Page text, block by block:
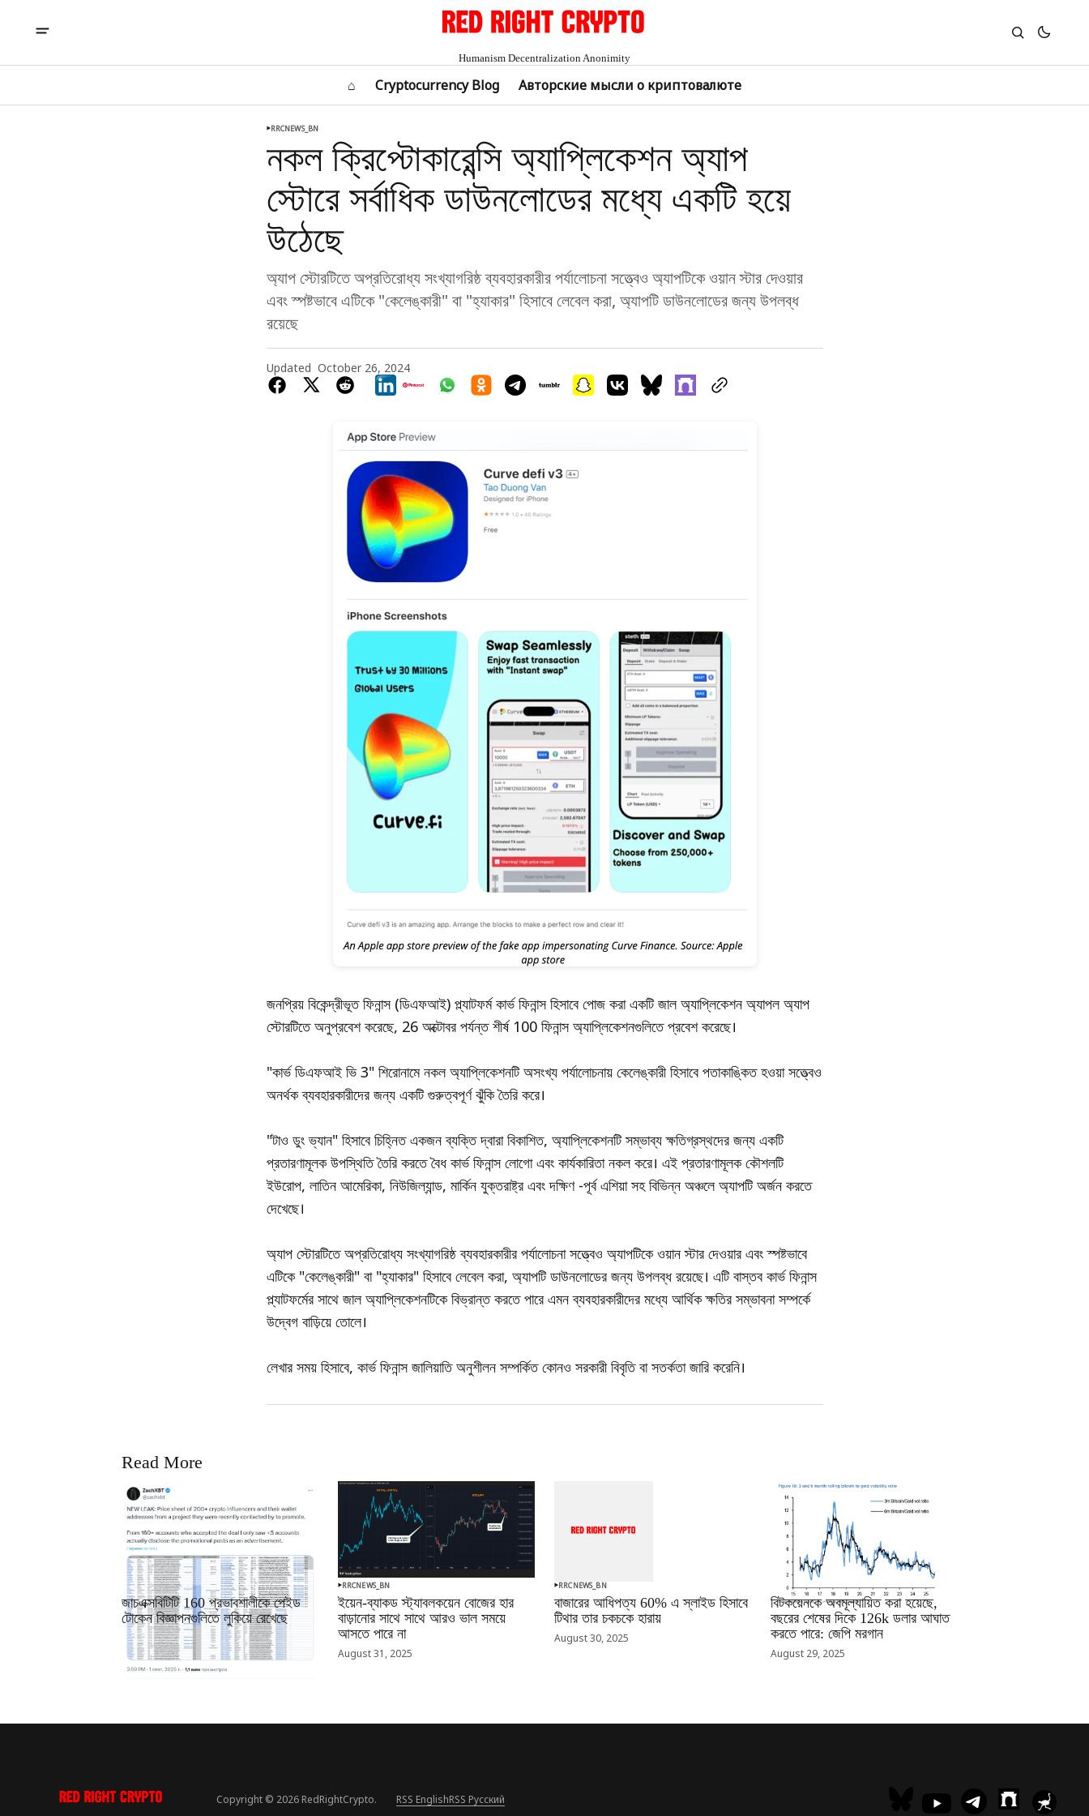
Humanism Decentralization Anonimity
⌂ Cryptocurrency Blog Авторские мысли о криптовалюте
RRCNEWS_BN
নকল ক্রিপ্টোকারেন্সি অ্যাপ্লিকেশন অ্যাপ
স্টোরে সর্বাধিক ডাউনলোডের মধ্যে একটি হয়ে
উঠেছে
অ্যাপ স্টোরটিতে অপ্রতিরোধ্য সংখ্যাগরিষ্ঠ ব্যবহারকারীর পর্যালোচনা সত্ত্বেও অ্যাপটিকে ওয়ান স্টার দেওয়ার
এবং স্পষ্টভাবে এটিকে "কেলেঙ্কারী" বা "হ্যাকার" হিসাবে লেবেল করা, অ্যাপটি ডাউনলোডের জন্য উপলব্ধ
রয়েছে
Updated October 26, 2024
জনপ্রিয় বিকেন্দ্রীভূত ফিনান্স (ডিএফআই) প্ল্যাটফর্ম কার্ভ ফিনান্স হিসাবে পোজ করা একটি জাল অ্যাপ্লিকেশন অ্যাপল অ্যাপ
স্টোরটিতে অনুপ্রবেশ করেছে, 26 অক্টোবর পর্যন্ত শীর্ষ 100 ফিনান্স অ্যাপ্লিকেশনগুলিতে প্রবেশ করেছে।
"কার্ভ ডিএফআই ভি 3" শিরোনামে নকল অ্যাপ্লিকেশনটি অসংখ্য পর্যালোচনায় কেলেঙ্কারী হিসাবে পতাকাঙ্কিত হওয়া সত্ত্বেও
অনর্থক ব্যবহারকারীদের জন্য একটি গুরুত্বপূর্ণ ঝুঁকি তৈরি করে।
"টাও ডুং ভ্যান" হিসাবে চিহ্নিত একজন ব্যক্তি দ্বারা বিকাশিত, অ্যাপ্লিকেশনটি সম্ভাব্য ক্ষতিগ্রস্থদের জন্য একটি
প্রতারণামূলক উপস্থিতি তৈরি করতে বৈধ কার্ভ ফিনান্স লোগো এবং কার্যকারিতা নকল করে। এই প্রতারণামূলক কৌশলটি
ইউরোপ, লাতিন আমেরিকা, নিউজিল্যান্ড, মার্কিন যুক্তরাষ্ট্র এবং দক্ষিণ -পূর্ব এশিয়া সহ বিভিন্ন অঞ্চলে অ্যাপটি অর্জন করতে
দেখেছে।
অ্যাপ স্টোরটিতে অপ্রতিরোধ্য সংখ্যাগরিষ্ঠ ব্যবহারকারীর পর্যালোচনা সত্ত্বেও অ্যাপটিকে ওয়ান স্টার দেওয়ার এবং স্পষ্টভাবে
এটিকে "কেলেঙ্কারী" বা "হ্যাকার" হিসাবে লেবেল করা, অ্যাপটি ডাউনলোডের জন্য উপলব্ধ রয়েছে। এটি বাস্তব কার্ভ ফিনান্স
প্ল্যাটফর্মের সাথে জাল অ্যাপ্লিকেশনটিকে বিভ্রান্ত করতে পারে এমন ব্যবহারকারীদের মধ্যে আর্থিক ক্ষতির সম্ভাবনা সম্পর্কে
উদ্বেগ বাড়িয়ে তোলে।
লেখার সময় হিসাবে, কার্ভ ফিনান্স জালিয়াতি অনুশীলন সম্পর্কিত কোনও সরকারী বিবৃতি বা সতর্কতা জারি করেনি।
Read More
RRCNEWS_BN
জাচএক্সবিটিটি 160 প্রভাবশালীকে পেইড
টোকেন বিজ্ঞাপনগুলিতে লুকিয়ে রেখেছে
September 01, 2025
RRCNEWS_BN
ইয়েন-ব্যাকড স্ট্যাবলকয়েন বোজের হার
বাড়ানোর সাথে সাথে আরও ভাল সময়ে
আসতে পারে না
August 31, 2025
RRCNEWS_BN
বাজারের আধিপত্য 60% এ স্লাইড হিসাবে
টিথার তার চকচকে হারায়
August 30, 2025
RRCNEWS_BN
বিটকয়েনকে অবমূল্যায়িত করা হয়েছে,
বছরের শেষের দিকে 126k ডলার আঘাত
করতে পারে: জেপি মরগান
August 29, 2025
Copyright © 2026 RedRightCrypto. RSS EnglishRSS Русский